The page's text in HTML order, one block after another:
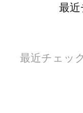
最
最近チェッ